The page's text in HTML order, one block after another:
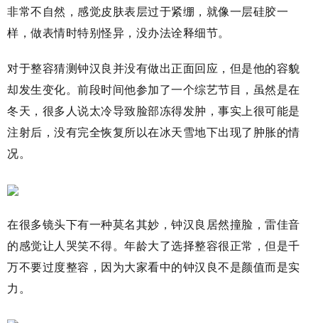
非常不自然，感觉皮肤表层过于紧绷，就像一层硅胶一
样，做表情时特别怪异，没办法诠释细节。
对于整容猜测钟汉良并没有做出正面回应，但是他的容貌
却发生变化。前段时间他参加了一个综艺节目，虽然是在
冬天，很多人说太冷导致脸部冻得发肿，事实上很可能是
注射后，没有完全恢复所以在冰天雪地下出现了肿胀的情
况。
在很多镜头下有一种莫名其妙，钟汉良居然撞脸，雷佳音
的感觉让人哭笑不得。年龄大了选择整容很正常，但是千
万不要过度整容，因为大家看中的钟汉良不是颜值而是实
力。